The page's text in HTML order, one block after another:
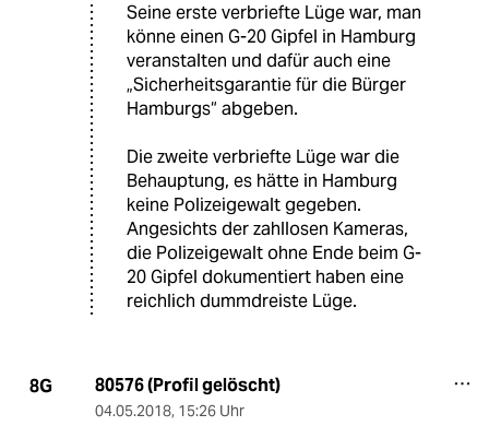
Seine erste verbriefte Lüge war, man
könne einen G-20 Gipfel in Hamburg
veranstalten und dafür auch eine
„Sicherheitsgarantie für die Bürger
Hamburgs“ abgeben.
Die zweite verbriefte Lüge war die
Behauptung, es hätte in Hamburg
keine Polizeigewalt gegeben.
Angesichts der zahllosen Kameras,
die Polizeigewalt ohne Ende beim G-
20 Gipfel dokumentiert haben eine
reichlich dummdreiste Lüge.
8G 80576 (Profil gelöscht)
04.05.2018, 15:26 Uhr